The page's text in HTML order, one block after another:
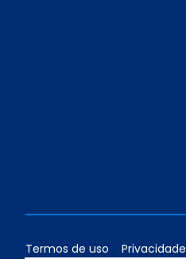
Termos de uso Privacidade